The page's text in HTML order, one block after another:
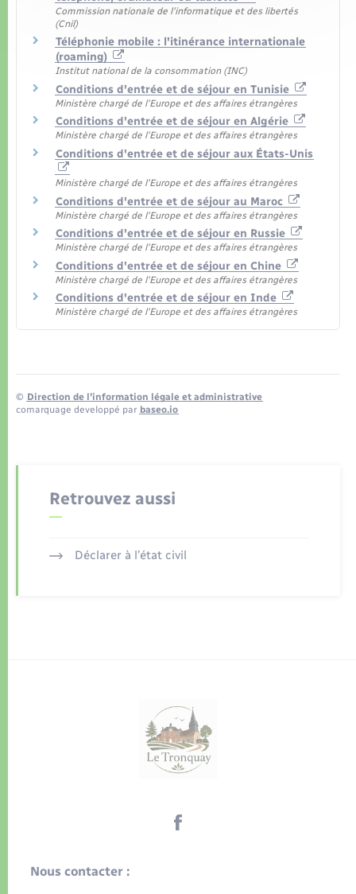
Commission nationale de l'informatique et des libertés
(Cnil)
Téléphonie mobile : l'itinérance internationale
(roaming)
Institut national de la consommation (INC)
Conditions d'entrée et de séjour en Tunisie
Ministère chargé de l'Europe et des affaires étrangères
Conditions d'entrée et de séjour en Algérie
Ministère chargé de l'Europe et des affaires étrangères
Conditions d'entrée et de séjour aux États-Unis
Ministère chargé de l'Europe et des affaires étrangères
Conditions d'entrée et de séjour au Maroc
Ministère chargé de l'Europe et des affaires étrangères
Conditions d'entrée et de séjour en Russie
Ministère chargé de l'Europe et des affaires étrangères
Conditions d'entrée et de séjour en Chine
Ministère chargé de l'Europe et des affaires étrangères
Conditions d'entrée et de séjour en Inde
Ministère chargé de l'Europe et des affaires étrangères
© Direction de l’information légale et administrative
comarquage developpé par baseo.io
Retrouvez aussi
Déclarer à l’état civil
Nous contacter :